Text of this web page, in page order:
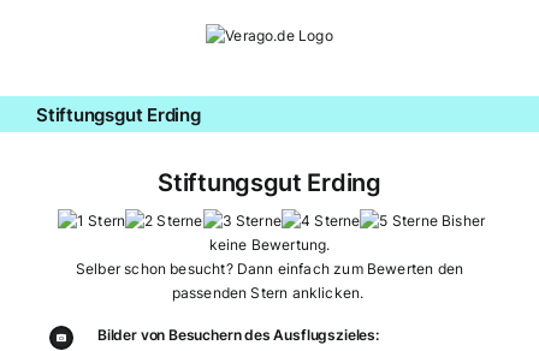
Stiftungsgut Erding
Stiftungsgut Erding
Bisher
keine Bewertung.
Selber schon besucht? Dann einfach zum Bewerten den
passenden Stern anklicken.
Bilder von Besuchern des Ausflugszieles: